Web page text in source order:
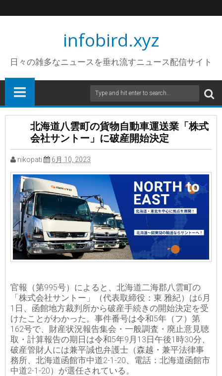
infobird.xyz
日々の雑多なニュースを垂れ流すニュース配信サイト
北海道八雲町の貨物自動車運送業「株式
会社サントー」に破産開始決定
nikopati 6月 10, 2023
官報（第995号）によると、北海道二海郡八雲町の
「株式会社サントー」（代表取締役：東 雅紀）は6月
1日、函館地方裁判所から破産手続きの開始決定を受
けたことがわかった。事件番号は令和5年（フ）第
162号で、財産状況報告集会・一般調査・廃止意見聴
取・計算報告の期日は令和5年9月13日午後1時30分、
破産管財人には兼平誠也弁護士（森越・兼平法律事
務所、北海道函館市中道2-1-20、電話：北海道函館市
中道2-1-20）が選任されている。